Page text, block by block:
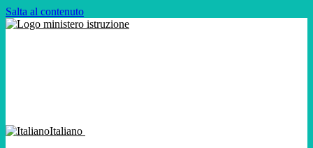
Salta al contenuto
Italiano